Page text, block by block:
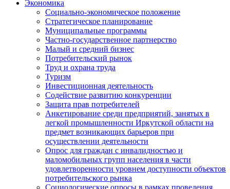
Экономика
Социально-экономическое положение
Стратегическое планирование
Муниципальные программы
Частно-государственное партнерство
Малый и средний бизнес
Потребительский рынок
Труд и охрана труда
Туризм
Инвестиционная деятельность
Содействие развитию конкуренции
Защита прав потребителей
Анкетирование среди предприятий, занятых в
легкой промышленности Иркутской области на
предмет возникающих барьеров при
осуществлении деятельности
Опрос для граждан с инвалидностью и
маломобильных групп населения в части
удовлетворенности уровнем доступности объектов
потребительского рынка
Социологические опросы в рамках проведения